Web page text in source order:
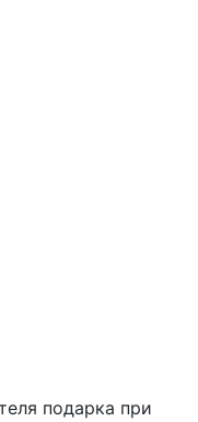
подарка при